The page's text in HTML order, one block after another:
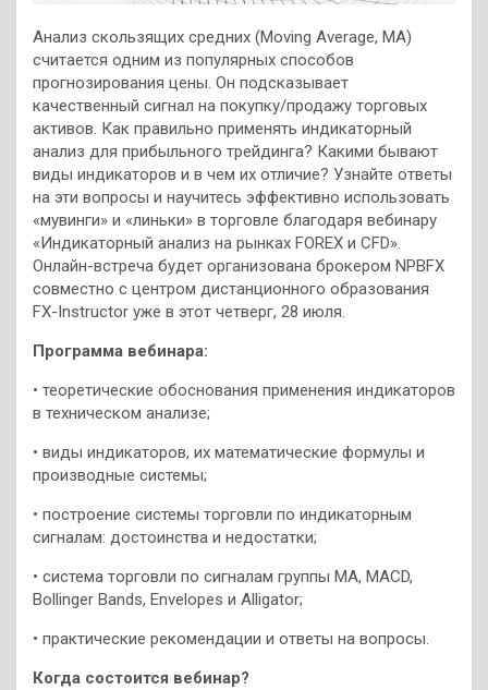
Анализ скользящих средних (Moving Average, MA)
считается одним из популярных способов
прогнозирования цены. Он подсказывает
качественный сигнал на покупку/продажу торговых
активов. Как правильно применять индикаторный
анализ для прибыльного трейдинга? Какими бывают
виды индикаторов и в чем их отличие? Узнайте ответы
на эти вопросы и научитесь эффективно использовать
«мувинги» и «линьки» в торговле благодаря вебинару
«Индикаторный анализ на рынках FOREX и CFD».
Онлайн-встреча будет организована брокером NPBFX
совместно с центром дистанционного образования
FX-Instructor уже в этот четверг, 28 июля.
Программа вебинара:
• теоретические обоснования применения индикаторов
в техническом анализе;
• виды индикаторов, их математические формулы и
производные системы;
• построение системы торговли по индикаторным
сигналам: достоинства и недостатки;
• система торговли по сигналам группы МА, MACD,
Bollinger Bands, Envelopes и Alligator;
• практические рекомендации и ответы на вопросы.
Когда состоится вебинар?